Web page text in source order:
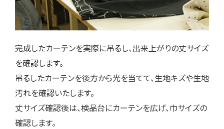
完成したカーテンを実際に吊るし、出来上がりの丈サイズ
を確認します。
吊るしたカーテンを後方から光を当てて、生地キズや生地
汚れを確認いたします。
丈サイズ確認後は、検品台にカーテンを広げ、巾サイズの
確認します。